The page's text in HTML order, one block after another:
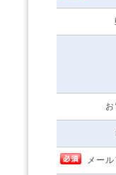
メー